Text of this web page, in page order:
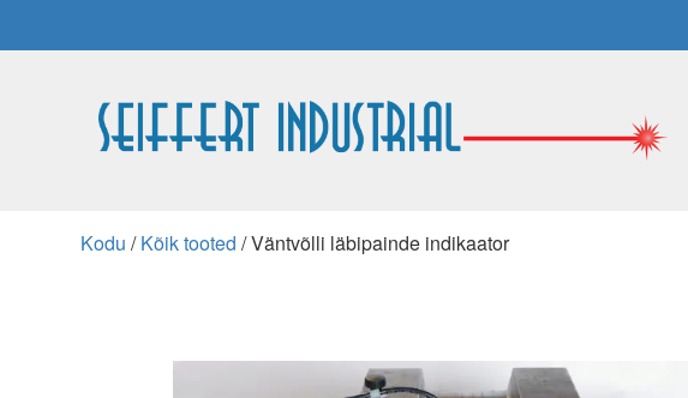
Kodu /Kõik tooted / Väntvõlli läbipainde indikaator